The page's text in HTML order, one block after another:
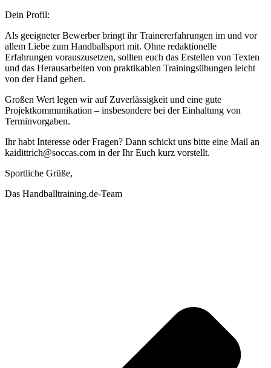
Dein Profil:
Als geeigneter Bewerber bringt ihr Trainererfahrungen im und vor
allem Liebe zum Handballsport mit. Ohne redaktionelle
Erfahrungen vorauszusetzen, sollten euch das Erstellen von Texten
und das Herausarbeiten von praktikablen Trainingsübungen leicht
von der Hand gehen.
Großen Wert legen wir auf Zuverlässigkeit und eine gute
Projektkommunikation – insbesondere bei der Einhaltung von
Terminvorgaben.
Ihr habt Interesse oder Fragen? Dann schickt uns bitte eine Mail an
kaidittrich@soccas.com in der Ihr Euch kurz vorstellt.
Sportliche Grüße,
Das Handballtraining.de-Team